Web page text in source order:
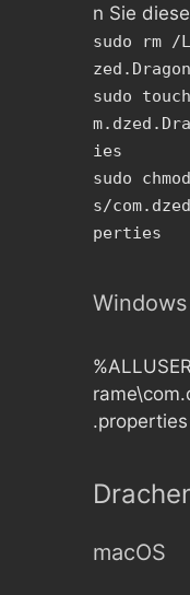
n Sie
sudo rm /
sudo
ies
sudo
s/
perties
Windows
.properties
macOS